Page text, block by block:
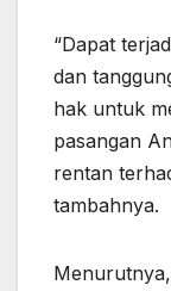
“Dapat
dan
hak untuk
pasangan
rentan
tambahnya.